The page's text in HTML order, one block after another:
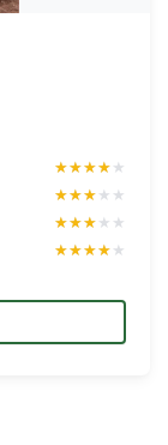
★★★★★
★★★★★
★★★★★
★★★★★
★★★★★
★★★★★
★★★★★
★★★★★